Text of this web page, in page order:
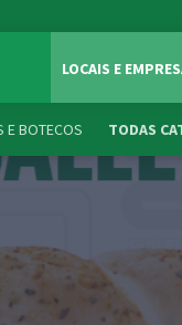
LOCAIS E
E BOTECOS TODAS